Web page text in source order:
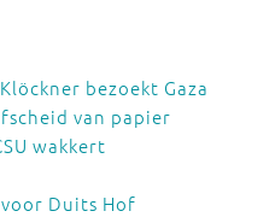
bezoekt Gaza
van papier
wakkert
Duits Hof